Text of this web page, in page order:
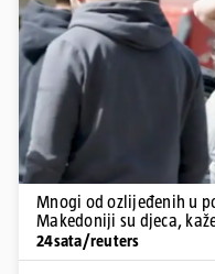
Mnogi od ozlijeđenih u
Makedoniji su djeca,
24sata/reuters